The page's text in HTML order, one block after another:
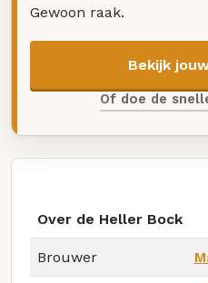
Gewoon raak.
Bekijk
Of doe de
Over de Heller Bock
Brouwer